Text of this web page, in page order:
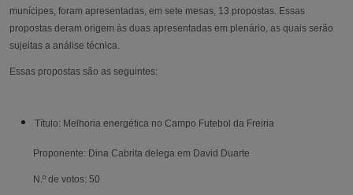
munícipes, foram apresentadas, em sete mesas, 13 propostas. Essas
propostas deram origem às duas apresentadas em plenário, as quais serão
sujeitas a análise técnica.
Essas propostas são as seguintes:
Título: Melhoria energética no Campo Futebol da Freiria
Proponente: Dina Cabrita delega em David Duarte
N.º de votos: 50